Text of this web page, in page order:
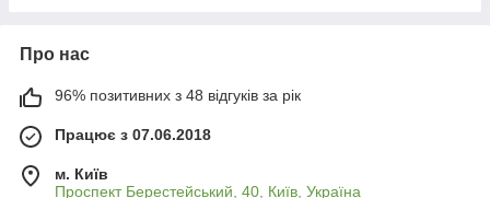
Про нас
96% позитивних з 48 відгуків за рік
Працює з 07.06.2018
м. Київ
Проспект Берестейський, 40, Київ, Україна